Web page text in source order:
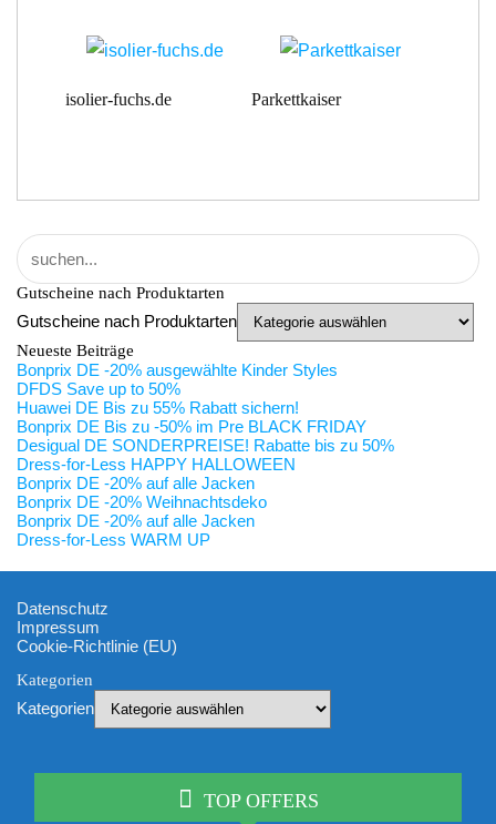
isolier-fuchs.de Parkettkaiser
Gutscheine nach Produktarten
Gutscheine nach Produktarten
Neueste Beiträge
Bonprix DE -20% ausgewählte Kinder Styles
DFDS Save up to 50%
Huawei DE Bis zu 55% Rabatt sichern!
Bonprix DE Bis zu -50% im Pre BLACK FRIDAY
Desigual DE SONDERPREISE! Rabatte bis zu 50%
Dress-for-Less HAPPY HALLOWEEN
Bonprix DE -20% auf alle Jacken
Bonprix DE -20% Weihnachtsdeko
Bonprix DE -20% auf alle Jacken
Dress-for-Less WARM UP
Datenschutz
Impressum
Cookie-Richtlinie (EU)
Kategorien
Kategorien
TOP OFFERS